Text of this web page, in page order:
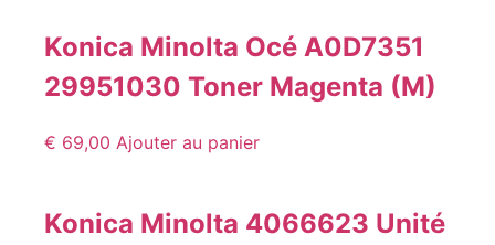
Konica Minolta Océ A0D7351
29951030 Toner Magenta (M)
€ 69,00 Ajouter au panier
Konica Minolta 4066623 Unité